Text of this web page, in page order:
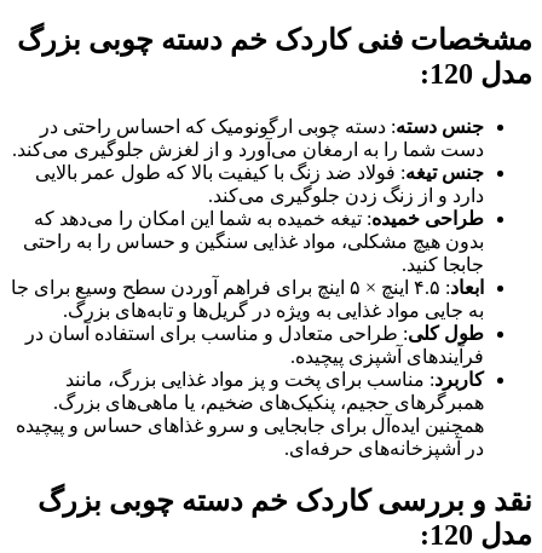
مشخصات فنی کاردک خم دسته چوبی بزرگ
مدل 120
:
جنس دسته: دسته چوبی ارگونومیک که احساس راحتی در
دست شما را به ارمغان می‌آورد و از لغزش جلوگیری می‌کند.
جنس تیغه: فولاد ضد زنگ با کیفیت بالا که طول عمر بالایی
دارد و از زنگ زدن جلوگیری می‌کند.
طراحی خمیده: تیغه خمیده به شما این امکان را می‌دهد که
بدون هیچ مشکلی، مواد غذایی سنگین و حساس را به راحتی
جابجا کنید.
ابعاد
: ۴.۵ اینچ × ۵ اینچ برای فراهم آوردن سطح وسیع برای جا
به جایی مواد غذایی به ویژه در گریل‌ها و تابه‌های بزرگ.
طول کلی: طراحی متعادل و مناسب برای استفاده آسان در
فرآیندهای آشپزی پیچیده.
کاربرد: مناسب برای پخت و پز مواد غذایی بزرگ، مانند
همبرگرهای حجیم، پنکیک‌های ضخیم، یا ماهی‌های بزرگ.
همچنین ایده‌آل برای جابجایی و سرو غذاهای حساس و پیچیده
در آشپزخانه‌های حرفه‌ای.
نقد و بررسی کاردک خم دسته چوبی بزرگ
مدل 120
: